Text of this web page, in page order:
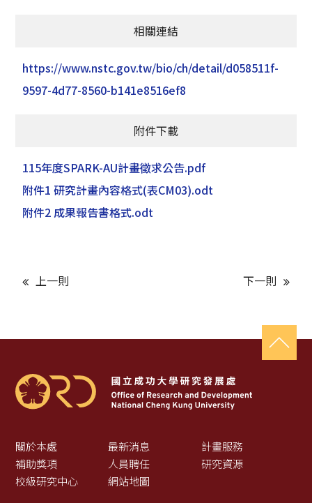
相關連結
https://www.nstc.gov.tw/bio/ch/detail/d058511f-
9597-4d77-8560-b141e8516ef8
附件下載
115年度SPARK-AU計畫徵求公告.pdf
附件1 研究計畫內容格式(表CM03).odt
附件2 成果報告書格式.odt
上一則 下一則
關於本處 最新消息
計畫服務
補助獎項
人員聘任
研究資源
校級研究中心
網站地圖